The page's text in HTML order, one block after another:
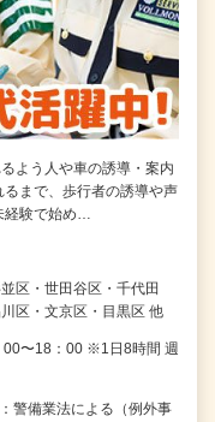
よう人や車の誘導・案内
まで、歩行者の誘導や声
経験で始め…
区・世田谷区・千代田
区・文京区・目黒区 他
00〜18：00 ※1日8時間 週
警備業法による（例外事